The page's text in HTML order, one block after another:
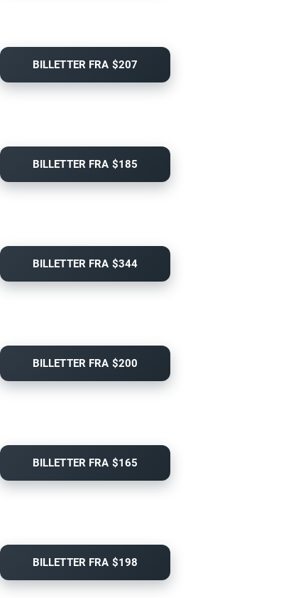
BILLETTER FRA $207
BILLETTER FRA $185
BILLETTER FRA $344
BILLETTER FRA $200
BILLETTER FRA $165
BILLETTER FRA $198